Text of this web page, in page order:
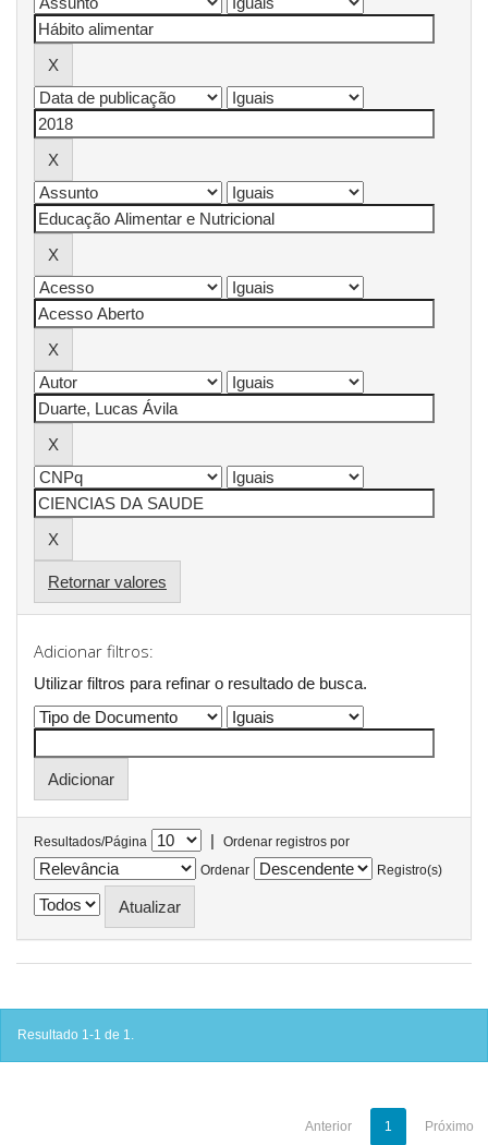
Retornar valores
Adicionar filtros:
Utilizar filtros para refinar o resultado de busca.
Resultados/Página |
Ordenar registros por
Ordenar
Registro(s)
Resultado 1-1 de 1.
Anterior 1 Próximo